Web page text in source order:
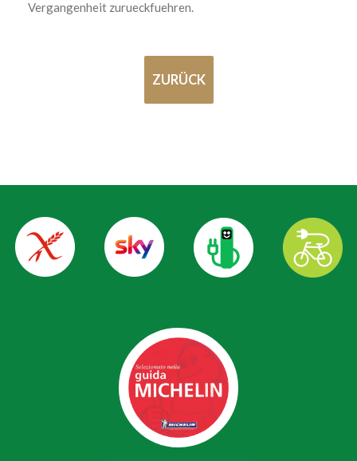
Vergangenheit zurueckfuehren.
ZURÜCK